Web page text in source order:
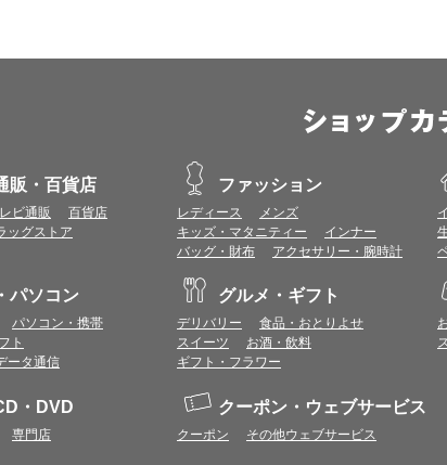
本サービスではCookieとJavaScriptの機
ワールドプレゼントのポイント通常1倍分
プレミアムポイント付与の対象は、商品代
プレミアムポイントの付与予定時期は、カ
200円のご利用につき1ポイントとして計算
が異なる場合があります。
対象サイトにアクセス後、カード決済前に
商品購入後、購入内容等に変更があった場
商品をキャンセル・返品した場合は、プレ
同一ショップで複数回ご利用される場合は
プレミアムポイントはワールドプレゼント
一部対象外となるサービスがあります。
に届く注文番号等の記載のあるメールを必
各ショップのアプリ上で購入した場合はポ
※ご利用のOSバージョンやセキュリティソ
販・百貨店
ビ通販
百貨店
ッグストア
ファッション
レディース
メンズ
キッズ・マタニティー
インナー
バッグ・財布
アクセサリー・腕時計
パソコン
パソコン・携帯
ト
ータ通信
グルメ・ギフト
デリバリー
食品・おとりよせ
スイーツ
お酒・飲料
ギフト・フラワー
・DVD
専門店
クーポン・ウェブサービス
クーポン その他ウェブサービス